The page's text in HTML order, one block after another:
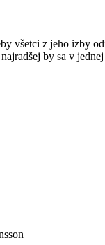
všetci z jeho izby
by sa v